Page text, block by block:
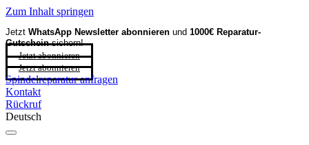
Zum Inhalt springen
Jetzt WhatsApp Newsletter abonnieren und 1000€ Reparatur-
Gutscheinsichern!
Jetzt abonnieren
Jetzt abonnieren
Spindelreparatur anfragen
Kontakt
Rückruf
Deutsch